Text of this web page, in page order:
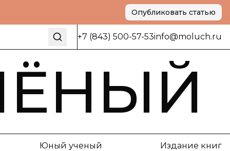
Опубликовать статью
+7 (843) 500-57-53info@moluch.ru
Юный ученый Издание книг